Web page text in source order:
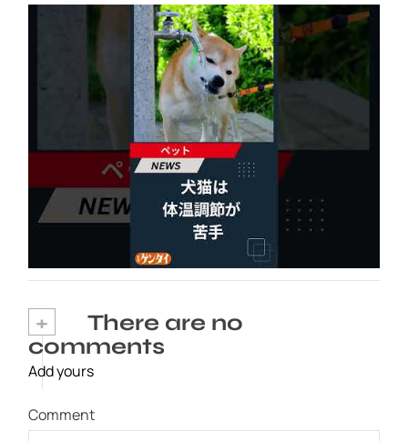
犬猫は体温調節が苦手、しかも夏バテは胃腸に
出る…そんなときの対処法とは？ #犬 #猫 #ペ
ット #飼い猫 #飼い犬 #熱中症 #日刊ゲンダイ
+
There are no
comments
Add yours
Comment